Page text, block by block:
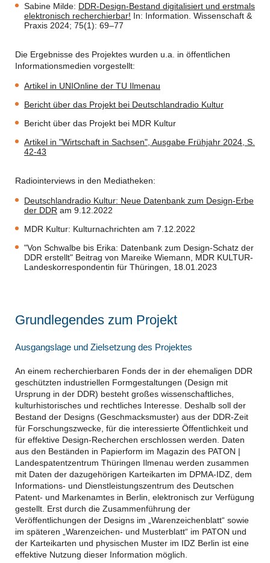
Sabine Milde: DDR-Design-Bestand digitalisiert und erstmals
elektronisch recherchierbar! In: Information. Wissenschaft &
Praxis 2024; 75(1): 69–77
Die Ergebnisse des Projektes wurden u.a. in öffentlichen
Informationsmedien vorgestellt:
Artikel in UNIOnline der TU Ilmenau
Bericht über das Projekt bei Deutschlandradio Kultur
Bericht über das Projekt bei MDR Kultur
Artikel in "Wirtschaft in Sachsen", Ausgabe Frühjahr 2024, S.
42-43
Radiointerviews in den Mediatheken:
Deutschlandradio Kultur: Neue Datenbank zum Design-Erbe
der DDR am 9.12.2022
MDR Kultur: Kulturnachrichten am 7.12.2022
"Von Schwalbe bis Erika: Datenbank zum Design-Schatz der
DDR erstellt" Beitrag von Mareike Wiemann, MDR KULTUR-
Landeskorrespondentin für Thüringen, 18.01.2023
Grundlegendes zum Projekt
Ausgangslage und Zielsetzung des Projektes
An einem recherchierbaren Fonds der in der ehemaligen DDR
geschützten industriellen Formgestaltungen (Design mit
Ursprung in der DDR) besteht großes wissenschaftliches,
kulturhistorisches und rechtliches Interesse. Deshalb soll der
Bestand der Designs (Geschmacksmuster) aus der DDR-Zeit
für Forschungszwecke, für die interessierte Öffentlichkeit und
für effektive Design-Recherchen erschlossen werden. Daten
aus den Beständen in Papierform im Magazin des PATON |
Landespatentzentrum Thüringen Ilmenau werden zusammen
mit Daten der dazugehörigen Karteikarten im DPMA-IDZ, dem
Informations- und Dienstleistungszentrum des Deutschen
Patent- und Markenamtes in Berlin, elektronisch zur Verfügung
gestellt. Erst durch die Zusammenführung der
Veröffentlichungen der Designs im „Warenzeichenblatt“ sowie
im späteren „Warenzeichen- und Musterblatt“ im PATON und
der Karteikarten und physischen Muster im IDZ Berlin ist eine
effektive Nutzung dieser Information möglich.